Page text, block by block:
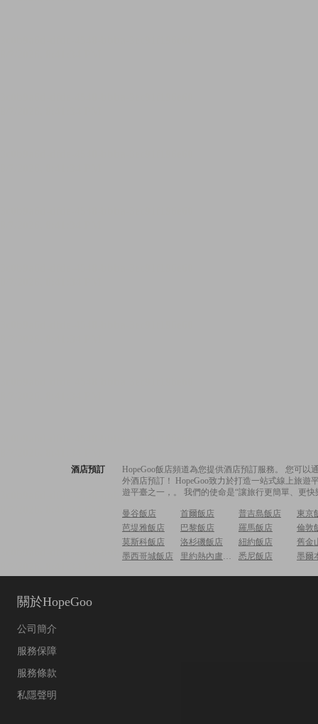
酒店預訂
HopeGoo飯店頻道為您提供酒店預訂服務。 您可
外酒店預訂！ HopeGoo致力於打造一站式線上旅
遊平臺之一，。 我們的使命是“讓旅行更簡單、更
曼谷飯店 首爾飯店 普吉島飯店
東京
芭堤雅飯店
巴黎飯店 羅馬飯店
倫敦
莫斯科飯店
洛杉磯飯店 紐約飯店
舊金
墨西哥城飯店
里約熱內盧飯店 悉尼飯店 墨爾
關於HopeGoo
公司簡介
服務保障
服務條款
私隱聲明